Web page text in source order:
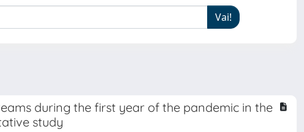
during the first year of the pandemic in the
study